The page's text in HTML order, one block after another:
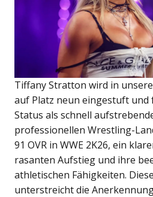
Tiffany Stratton wird in
auf Platz neun eingestuft
Status als schnell
professionellen Wrestling-
91 OVR in WWE 2K26, ein
rasanten Aufstieg und ihre
athletischen Fähigkeiten.
unterstreicht die